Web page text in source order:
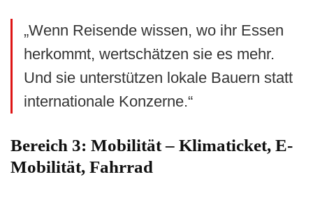
„Wenn Reisende wissen, wo ihr Essen
herkommt, wertschätzen sie es mehr.
Und sie unterstützen lokale Bauern statt
internationale Konzerne.“
Bereich 3: Mobilität – Klimaticket, E-
Mobilität, Fahrrad